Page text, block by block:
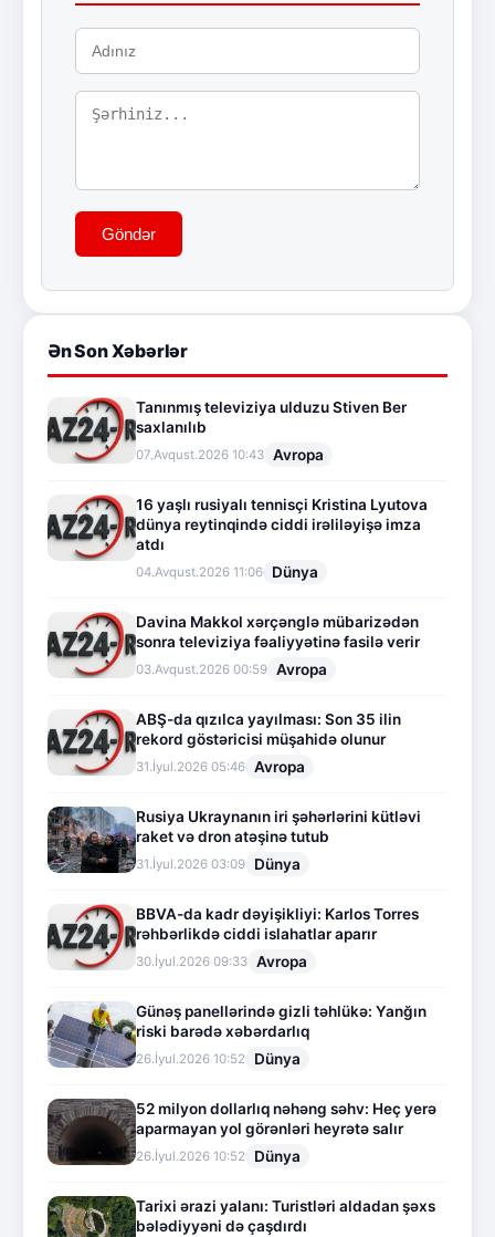
Göndər
Ən Son Xəbərlər
Tanınmış televiziya ulduzu Stiven Ber
saxlanılıb
07.Avqust.2026 10:43 Avropa
16 yaşlı rusiyalı tennisçi Kristina Lyutova
dünya reytinqində ciddi irəliləyişə imza
atdı
04.Avqust.2026 11:06 Dünya
Davina Makkol xərçənglə mübarizədən
sonra televiziya fəaliyyətinə fasilə verir
03.Avqust.2026 00:59 Avropa
ABŞ-da qızılca yayılması: Son 35 ilin
rekord göstəricisi müşahidə olunur
31.İyul.2026 05:46 Avropa
Rusiya Ukraynanın iri şəhərlərini kütləvi
raket və dron atəşinə tutub
31.İyul.2026 03:09 Dünya
BBVA-da kadr dəyişikliyi: Karlos Torres
rəhbərlikdə ciddi islahatlar aparır
30.İyul.2026 09:33 Avropa
Günəş panellərində gizli təhlükə: Yanğın
riski barədə xəbərdarlıq
26.İyul.2026 10:52 Dünya
52 milyon dollarlıq nəhəng səhv: Heç yerə
aparmayan yol görənləri heyrətə salır
26.İyul.2026 10:52 Dünya
Tarixi ərazi yalanı: Turistləri aldadan şəxs
bələdiyyəni də çaşdırdı